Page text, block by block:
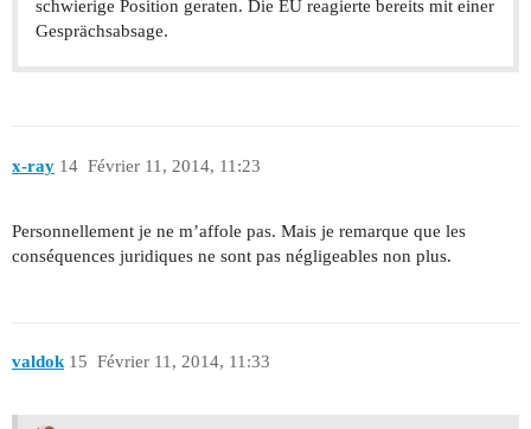
schwierige Position geraten. Die EU reagierte bereits mit einer
Gesprächsabsage.
x-ray Février 11, 2014, 11:23
14
Personnellement je ne m’affole pas. Mais je remarque que les
conséquences juridiques ne sont pas négligeables non plus.
valdok Février 11, 2014, 11:33
15